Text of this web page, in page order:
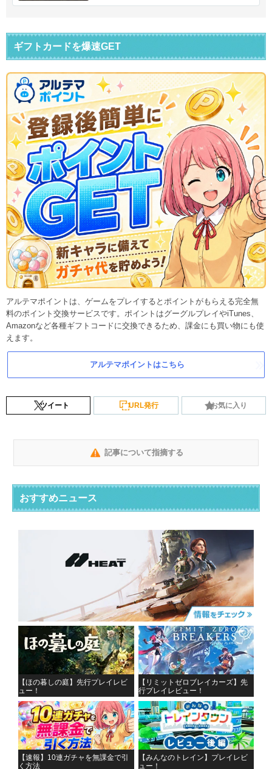
ギフトカードを爆速GET
アルテマポイントは、ゲームをプレイするとポイントがもらえる完全無
料のポイント交換サービスです。ポイントはグーグルプレイやiTunes、
Amazonなど各種ギフトコードに交換できるため、課金にも買い物にも使
えます。
アルテマポイントはこちら
ツイート URL発行 お気に入り
記事について指摘する
おすすめニュース
【ほの暮しの庭】先行プレイレビ
ュー！
【リミットゼロブレイカーズ】先
行プレイレビュー！
【速報】10連ガチャを無課金で引
く方法
【みんなのトレイン】プレイレビ
ュー！